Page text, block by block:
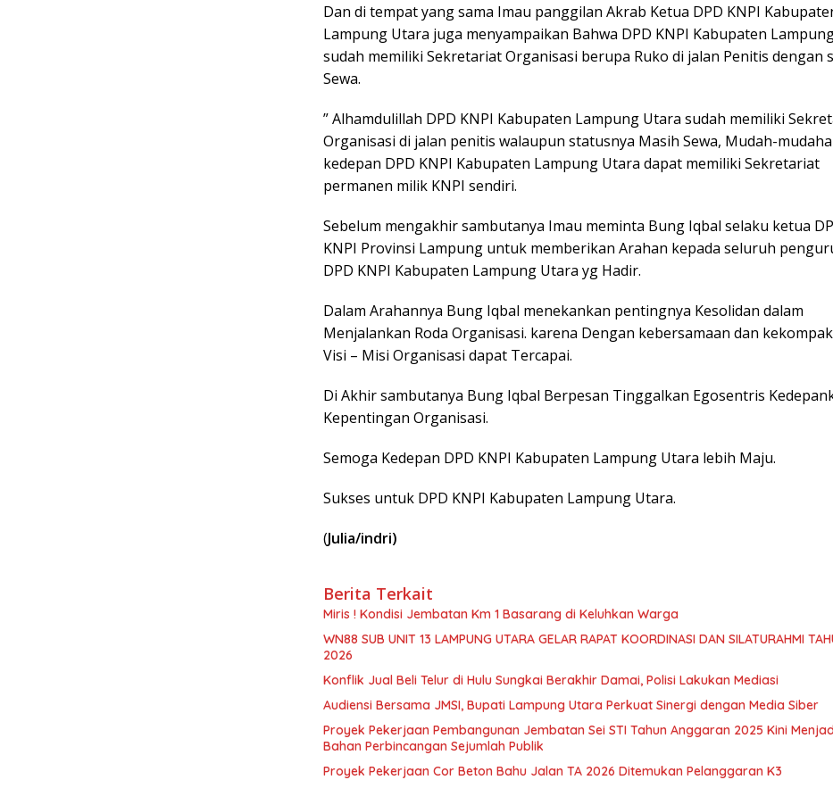
Dan di tempat yang sama Imau panggilan Akrab Ketua DPD KNPI
Lampung Utara juga menyampaikan Bahwa DPD KNPI Kabupaten
sudah memiliki Sekretariat Organisasi berupa Ruko di jalan Penitis dengan
Sewa.
” Alhamdulillah DPD KNPI Kabupaten Lampung Utara sudah memiliki
Organisasi di jalan penitis walaupun statusnya Masih Sewa, Mudah-
kedepan DPD KNPI Kabupaten Lampung Utara dapat memiliki Sekretariat
permanen milik KNPI sendiri.
Sebelum mengakhir sambutanya Imau meminta Bung Iqbal selaku ketua
KNPI Provinsi Lampung untuk memberikan Arahan kepada seluruh
DPD KNPI Kabupaten Lampung Utara yg Hadir.
Dalam Arahannya Bung Iqbal menekankan pentingnya Kesolidan dalam
Menjalankan Roda Organisasi. karena Dengan kebersamaan dan
Visi – Misi Organisasi dapat Tercapai.
Di Akhir sambutanya Bung Iqbal Berpesan Tinggalkan Egosentris
Kepentingan Organisasi.
Semoga Kedepan DPD KNPI Kabupaten Lampung Utara lebih Maju.
Sukses untuk DPD KNPI Kabupaten Lampung Utara.
(Julia/indri)
Berita Terkait
Miris ! Kondisi Jembatan Km 1 Basarang di Keluhkan Warga
WN88 SUB UNIT 13 LAMPUNG UTARA GELAR RAPAT KOORDINASI DAN SILATURAHMI
2026
Konflik Jual Beli Telur di Hulu Sungkai Berakhir Damai, Polisi Lakukan Mediasi
Audiensi Bersama JMSI, Bupati Lampung Utara Perkuat Sinergi dengan Media Siber
Proyek Pekerjaan Pembangunan Jembatan Sei STI Tahun Anggaran 2025 Kini
Bahan Perbincangan Sejumlah Publik
Proyek Pekerjaan Cor Beton Bahu Jalan TA 2026 Ditemukan Pelanggaran K3